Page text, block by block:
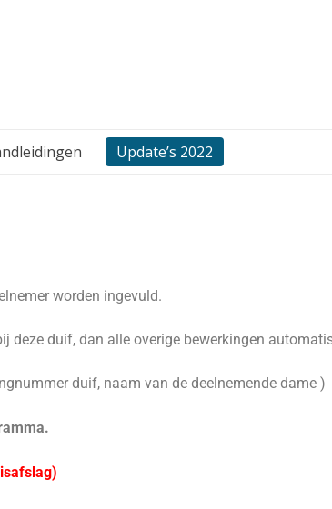
Update’s 2022
worden ingevuld.
deze duif, dan alle overige bewerkingen
duif, naam van de deelnemende dame )